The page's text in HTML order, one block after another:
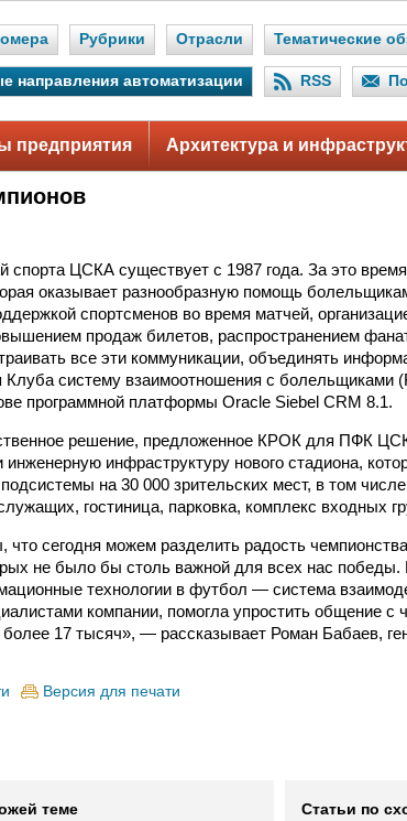
Рубрики Отрасли Тематические
направления автоматизации RSS
предприятия Архитектура и
спорта ЦСКА существует с 1987 года. За это
оказывает разнообразную помощь
спортсменов во время матчей,
продаж билетов, распространением
все эти коммуникации, объединять
Клуба систему взаимоотношения с болельщиками
программной платформы Oracle Siebel CRM 8.1.
решение, предложенное КРОК для ПФК
инженерную инфраструктуру нового стадиона,
на 30 000 зрительских мест, в том
гостиница, парковка, комплекс входных
сегодня можем разделить радость
не было бы столь важной для всех нас
технологии в футбол — система
компании, помогла упростить общение
17 тысяч», — рассказывает Роман Бабаев,
Версия для печати
теме Статьи по